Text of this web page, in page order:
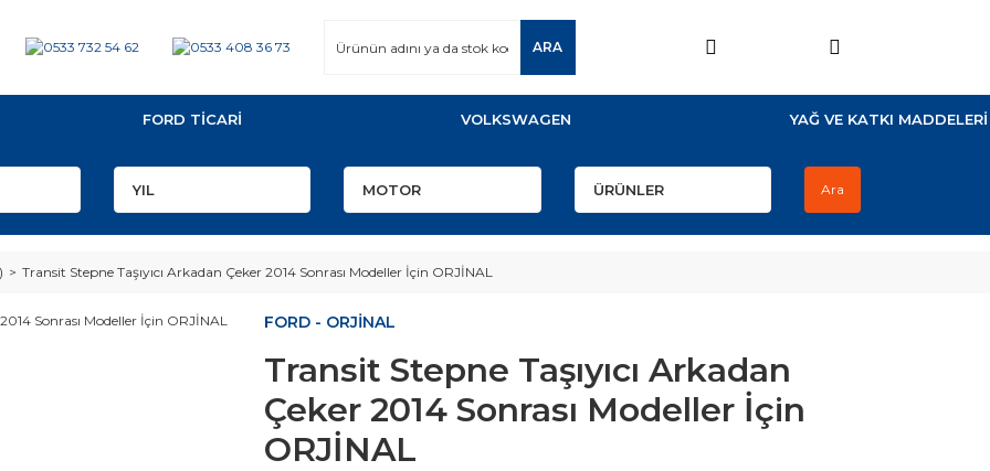
ARA
FORD TİCARİ VOLKSWAGEN YAĞ VE KATKI MADDELERİ
Ara
Transit Stepne Taşıyıcı Arkadan Çeker 2014 Sonrası Modeller İçin ORJİNAL
FORD - ORJİNAL
Transit Stepne Taşıyıcı Arkadan
Çeker 2014 Sonrası Modeller İçin
ORJİNAL